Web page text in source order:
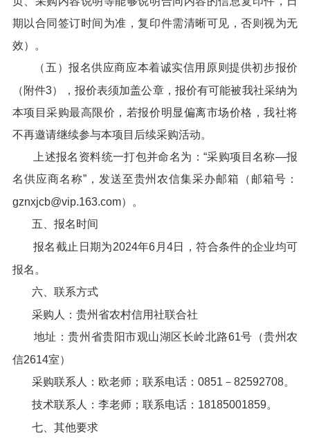
期以合同签订时间为准，复印件需清晰可见，否则视为无
效）。
（五）报名供应商应本着诚实信用原则提供初步报价
（附件3），报价表须加盖公章，报价有可能被我社采纳为
本项目采购最高限价，若报价明显偏离市场价格，我社将
不再邀请继续参与本项目后续采购活动。
上述报名资料统一打包并命名为：“采购项目名称—报
名供应商名称”，发送至贵州农信集采办邮箱（邮箱号：
gznxjcb@vip.163.com）。
五、报名时间
报名截止日期为2024年6月4日，符合条件的企业均可
报名。
六、联系方式
采购人：贵州省农村信用社联合社
地址：贵州省贵阳市观山湖区长岭北路61号（贵州农
信2614室）
采购联系人：欧老师；联系电话：0851－82592708。
技术联系人：李老师；联系电话：18185001859。
七、其他要求